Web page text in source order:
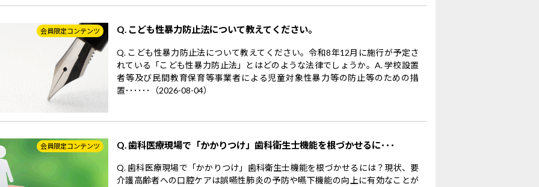
会員限定コンテンツ Q. こども性暴力防止法について教えてください。
Q. こども性暴力防止法について教えてください。令和8年12月に施行が予定さ
れている「こども性暴力防止法」とはどのような法律でしょうか。A. 学校設置
者等及び民間教育保育等事業者による児童対象性暴力等の防止等のための措
置･･････（2026-08-04）
会員限定コンテンツ Q. 歯科医療現場で「かかりつけ」歯科衛生士機能を根づかせるに･･･
Q. 歯科医療現場で「かかりつけ」歯科衛生士機能を根づかせるには？現状、要
介護高齢者への口腔ケアは誤嚥性肺炎の予防や嚥下機能の向上に有効なことが